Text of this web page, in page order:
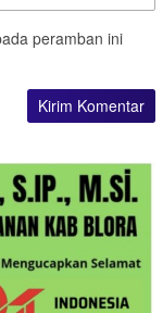
peramban ini